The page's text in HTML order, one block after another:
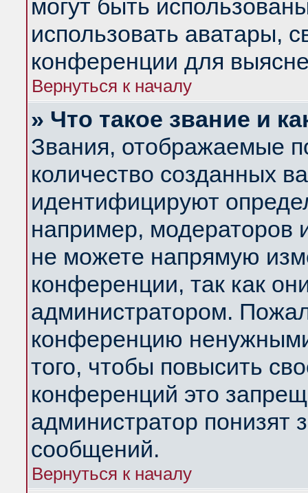
могут быть
использовать аватары,
конференции для
Вернуться к началу
» Что такое звание и
Звания, отображаемые
количество созданных
идентифицируют
например, модераторов
не можете напрямую
конференции, так как
администратором.
конференцию
того, чтобы повысить
конференций это
администратор понизят
сообщений.
Вернуться к началу